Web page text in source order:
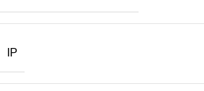
IP